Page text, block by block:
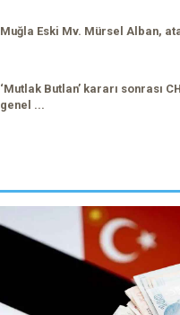
Muğla Eski Mv. Mürsel Alban,
‘Mutlak Butlan’ kararı sonrası
genel ...